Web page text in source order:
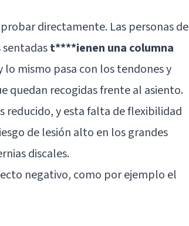
directamente. Las personas de
t****ienen una columna
lo mismo pasa con los tendones y
quedan recogidas frente al asiento.
reducido, y esta falta de flexibilidad
de lesión alto en los grandes
discales.
negativo, como por ejemplo el